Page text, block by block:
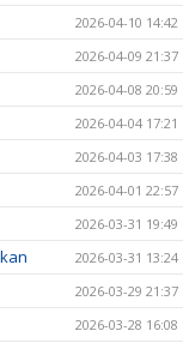
2026-04-10 14:42
2026-04-09 21:37
2026-04-08 20:59
2026-04-04 17:21
2026-04-03 17:38
2026-04-01 22:57
2026-03-31 19:49
2026-03-31 13:24
2026-03-29 21:37
2026-03-28 16:08